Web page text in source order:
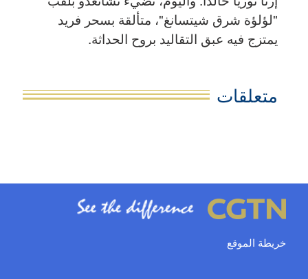
"لؤلؤة شرق شيتسانغ"، متألقة بسحر فريد
يمتزج فيه عبق التقاليد بروح الحداثة.
متعلقات
خريطة الموقع